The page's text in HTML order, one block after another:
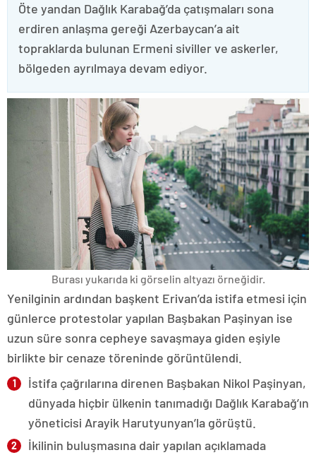
Öte yandan Dağlık Karabağ’da çatışmaları sona
erdiren anlaşma gereği Azerbaycan’a ait
topraklarda bulunan Ermeni siviller ve askerler,
bölgeden ayrılmaya devam ediyor.
Burası yukarıda ki görselin altyazı örneğidir.
Yenilginin ardından başkent Erivan’da istifa etmesi için
günlerce protestolar yapılan Başbakan Paşinyan ise
uzun süre sonra cepheye savaşmaya giden eşiyle
birlikte bir cenaze töreninde görüntülendi.
İstifa çağrılarına direnen Başbakan Nikol Paşinyan,
dünyada hiçbir ülkenin tanımadığı Dağlık Karabağ’ın
yöneticisi Arayik Harutyunyan’la görüştü.
İkilinin buluşmasına dair yapılan açıklamada